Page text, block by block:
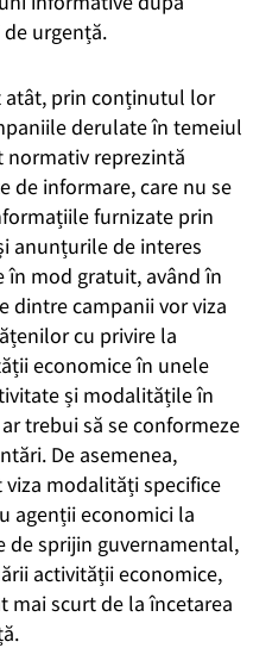
urgență.
atât, prin conținutul lor
derulate în temeiul
normativ reprezintă
de informare, care nu se
furnizate prin
anunțurile de interes
în mod gratuit, având în
dintre campanii vor viza
cu privire la
economice în unele
și modalitățile în
trebui să se conformeze
De asemenea,
modalități specifice
agenții economici la
de sprijin guvernamental,
activității economice,
mai scurt de la încetarea